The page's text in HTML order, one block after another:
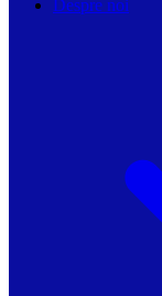
Despre noi